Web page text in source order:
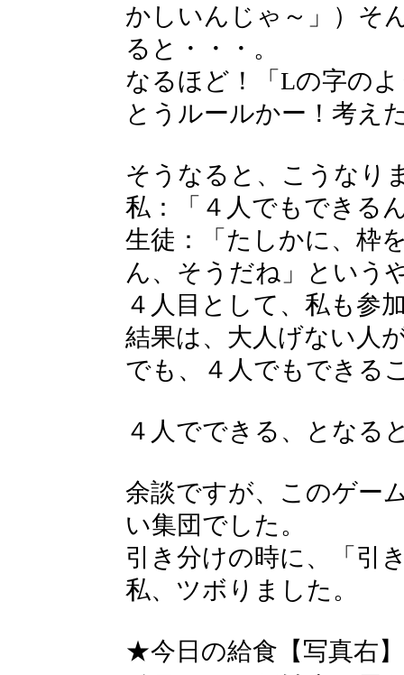
かしいんじゃ～」）そ
ると・・・。
なるほど！「Lの字の
とうルールかー！考え
そうなると、こうなり
私：「４人でもできる
生徒：「たしかに、枠
ん、そうだね」という
４人目として、私も参
結果は、大人げない人
でも、４人でもできる
４人でできる、となる
余談ですが、このゲー
い集団でした。
引き分けの時に、「引
私、ツボりました。
★今日の給食【写真右】